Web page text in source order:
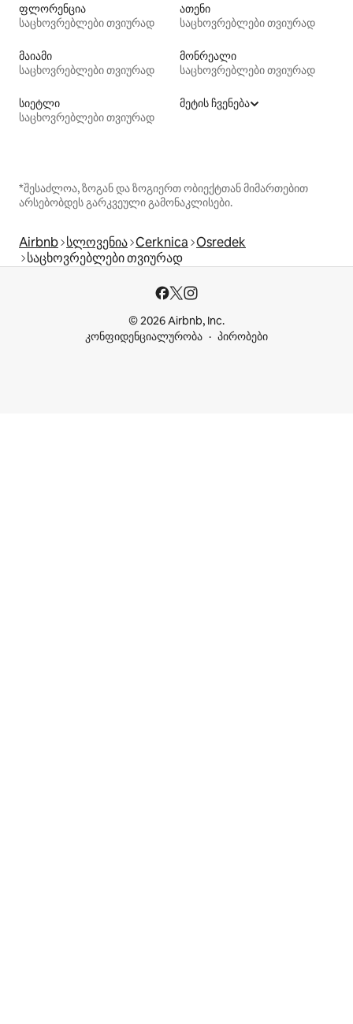
ფლორენცია
საცხოვრებლები თვიურად
ათენი
საცხოვრებლები თვიურად
მაიამი
საცხოვრებლები თვიურად
მონრეალი
საცხოვრებლები თვიურად
სიეტლი
საცხოვრებლები თვიურად
მეტის ჩვენება
*შესაძლოა, ზოგან და ზოგიერთ ობიექტთან მიმართებით
არსებობდეს გარკვეული გამონაკლისები.
Airbnb სლოვენია Cerknica Osredek
საცხოვრებლები თვიურად
© 2026 Airbnb, Inc.
კონფიდენციალურობა
პირობები